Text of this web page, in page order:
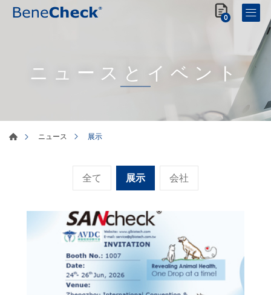
0
ニュースとイベント
ニュース 展示
全て 展示 会社